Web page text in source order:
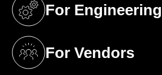
For Engineering
(opens in a new tab)
For Vendors
(opens in a new tab)